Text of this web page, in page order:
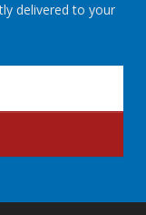
delivered to your